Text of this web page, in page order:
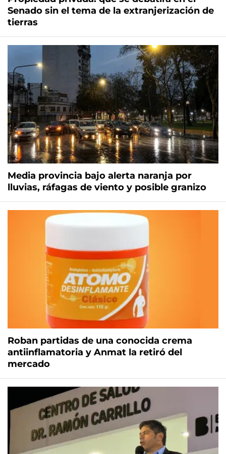
Senado sin el tema de la extranjerización de
tierras
Media provincia bajo alerta naranja por
lluvias, ráfagas de viento y posible granizo
Roban partidas de una conocida crema
antiinflamatoria y Anmat la retiró del
mercado